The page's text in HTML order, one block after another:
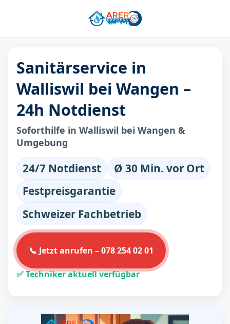
Sanitärservice in
Walliswil bei Wangen –
24h Notdienst
Soforthilfe in Walliswil bei Wangen &
Umgebung
24/7 Notdienst
Ø 30 Min. vor Ort
Festpreisgarantie
Schweizer Fachbetrieb
📞 Jetzt anrufen – 078 254 02 01
✅ Techniker aktuell verfügbar